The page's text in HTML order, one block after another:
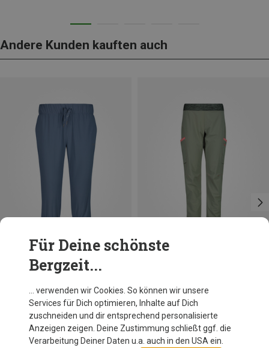
Andere Kunden kauften auch
+1
Damen Stretch 3/4 Hose
M 3XL
Für Deine schönste
Bergzeit...
… verwenden wir Cookies. So können wir unsere
Services für Dich optimieren, Inhalte auf Dich
zuschneiden und dir entsprechend personalisierte
Anzeigen zeigen. Deine Zustimmung schließt ggf. die
Verarbeitung Deiner Daten u.a. auch in den USA ein.